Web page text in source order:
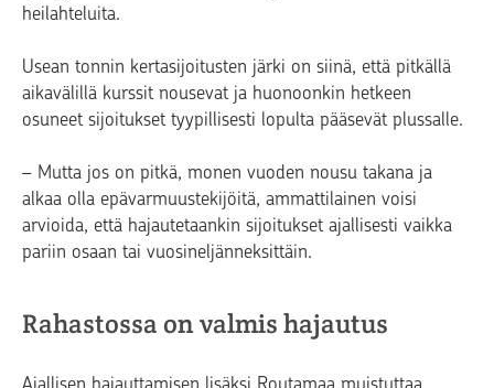
heilahteluita.
Usean tonnin kertasijoitusten järki on siinä, että pitkällä
aikavälillä kurssit nousevat ja huonoonkin hetkeen
osuneet sijoitukset tyypillisesti lopulta pääsevät plussalle.
– Mutta jos on pitkä, monen vuoden nousu takana ja
alkaa olla epävarmuustekijöitä, ammattilainen voisi
arvioida, että hajautetaankin sijoitukset ajallisesti vaikka
pariin osaan tai vuosineljänneksittäin.
Rahastossa on valmis hajautus